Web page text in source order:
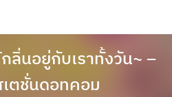
ลิ่นอยู่กับเราทั้งวัน~ –
ตชั่นดอทคอม